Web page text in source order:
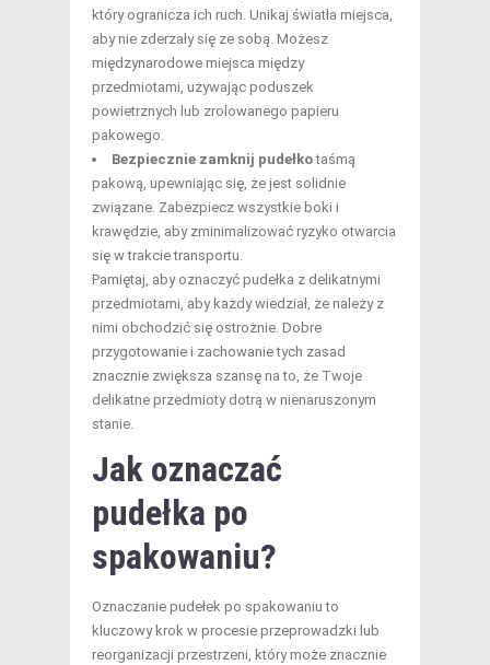
który ogranicza ich ruch. Unikaj światła miejsca,
aby nie zderzały się ze sobą. Możesz
międzynarodowe miejsca między
przedmiotami, używając poduszek
powietrznych lub zrolowanego papieru
pakowego.
Bezpiecznie zamknij pudełkotaśmą
pakową, upewniając się, że jest solidnie
związane. Zabezpiecz wszystkie boki i
krawędzie, aby zminimalizować ryzyko otwarcia
się w trakcie transportu.
Pamiętaj, aby oznaczyć pudełka z delikatnymi
przedmiotami, aby każdy wiedział, że należy z
nimi obchodzić się ostrożnie. Dobre
przygotowanie i zachowanie tych zasad
znacznie zwiększa szansę na to, że Twoje
delikatne przedmioty dotrą w nienaruszonym
stanie.
Jak oznaczać
pudełka po
spakowaniu?
Oznaczanie pudełek po spakowaniu to
kluczowy krok w procesie przeprowadzki lub
reorganizacji przestrzeni, który może znacznie